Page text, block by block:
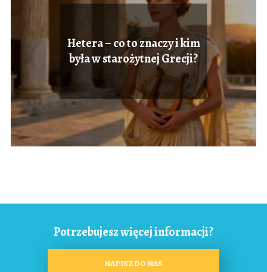
Hetera – co to znaczy i kim
była w starożytnej Grecji?
Potrzebujesz więcej informacji?
NAPISZ DO NAS